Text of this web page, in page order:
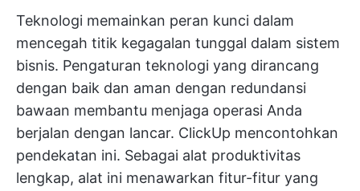
Teknologi memainkan peran kunci dalam
mencegah titik kegagalan tunggal dalam sistem
bisnis. Pengaturan teknologi yang dirancang
dengan baik dan aman dengan redundansi
bawaan membantu menjaga operasi Anda
berjalan dengan lancar. ClickUp mencontohkan
pendekatan ini. Sebagai alat produktivitas
lengkap, alat ini menawarkan fitur-fitur yang